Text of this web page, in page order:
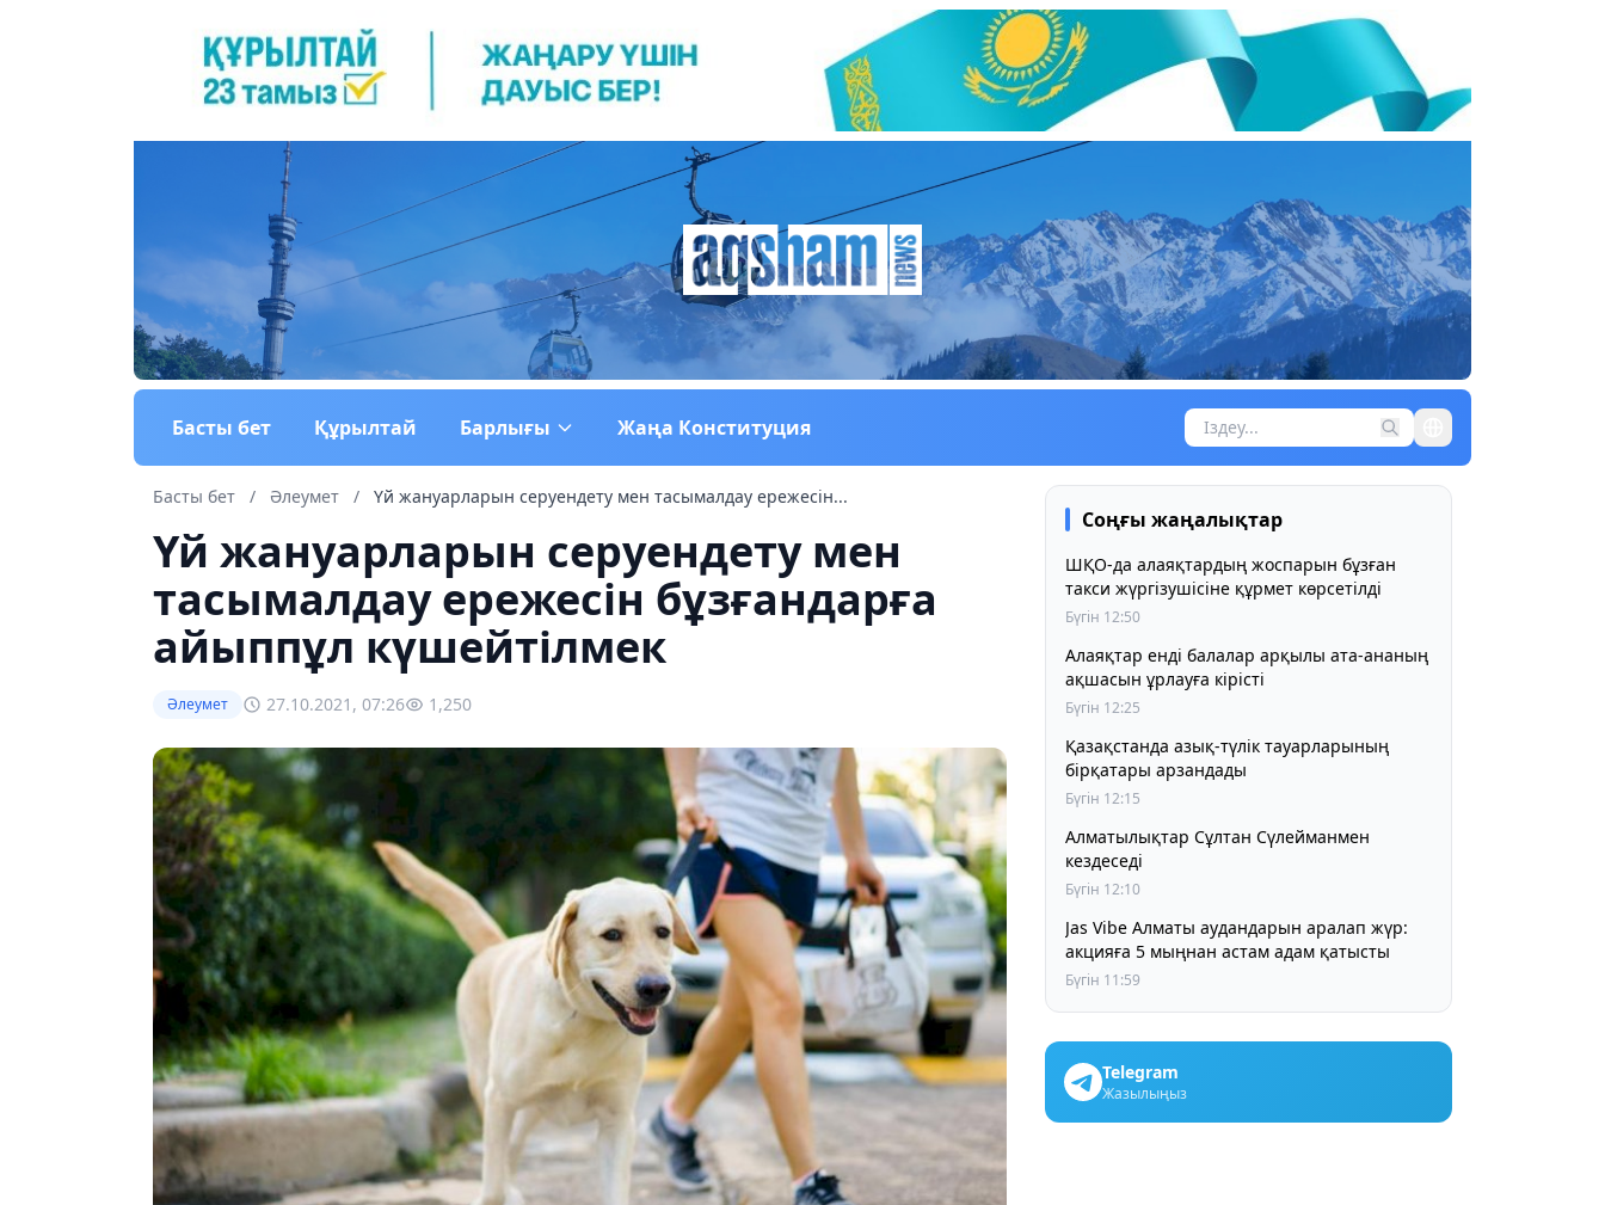
Басты бет Құрылтай Барлығы Жаңа Конституция
Басты бет / Әлеумет / Үй жануарларын серуендету мен тасымалдау ережесін...
Үй жануарларын серуендету мен
тасымалдау ережесін бұзғандарға
айыппұл күшейтілмек
Әлеумет 27.10.2021, 07:26 1,250
Соңғы жаңалықтар
ШҚО-да алаяқтардың жоспарын бұзған
такси жүргізушісіне құрмет көрсетілді
Бүгін 12:50
Алаяқтар енді балалар арқылы ата-ананың
ақшасын ұрлауға кірісті
Бүгін 12:25
Қазақстанда азық-түлік тауарларының
бірқатары арзандады
Бүгін 12:15
Алматылықтар Сұлтан Сүлейманмен
кездеседі
Бүгін 12:10
Jas Vibe Алматы аудандарын аралап жүр:
акцияға 5 мыңнан астам адам қатысты
Бүгін 11:59
Telegram
Жазылыңыз